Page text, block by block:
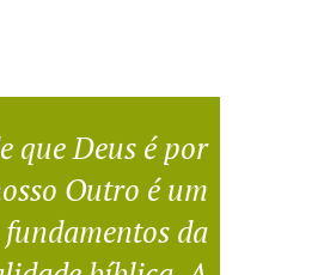
que Deus é por
Outro é um
fundamentos da